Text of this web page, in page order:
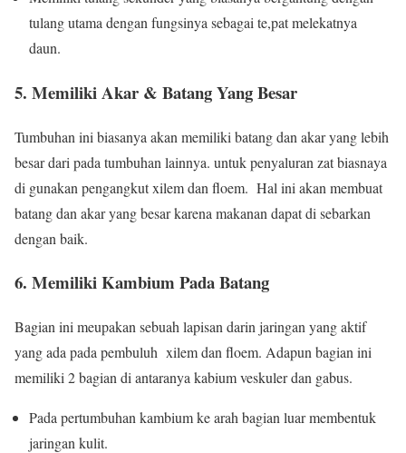
tulang utama dengan fungsinya sebagai te,pat melekatnya
daun.
5. Memiliki Akar & Batang Yang Besar
Tumbuhan ini biasanya akan memiliki batang dan akar yang lebih
besar dari pada tumbuhan lainnya. untuk penyaluran zat biasnaya
di gunakan pengangkut xilem dan floem. Hal ini akan membuat
batang dan akar yang besar karena makanan dapat di sebarkan
dengan baik.
6. Memiliki Kambium Pada Batang
Bagian ini meupakan sebuah lapisan darin jaringan yang aktif
yang ada pada pembuluh xilem dan floem. Adapun bagian ini
memiliki 2 bagian di antaranya kabium veskuler dan gabus.
Pada pertumbuhan kambium ke arah bagian luar membentuk
jaringan kulit.